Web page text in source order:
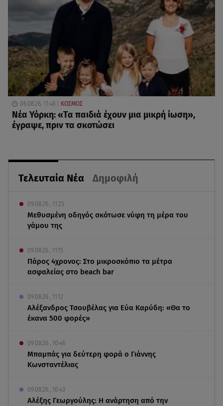
Τελευταία Νέα Δημοφιλή
09.08.26 , 11:23
Μεθυσμένη οδηγός σκότωσε νύφη τη μέρα του
γάμου της
09.08.26 , 11:15
Πάρος 4χρονος: Στο μικροσκόπιο τα μέτρα
ασφαλείας στο beach bar
09.08.26 , 11:12
Αλέξανδρος Τσουβέλας για Εύα Καρύδη: «Θα το
έκανα 500 φορές»
09.08.26 , 10:46
Μπαμπάς για δεύτερη φορά ο Γιάννης
Κωνσταντέλιας
09.08.26 , 10:43
Αλέξης Γεωργούλης: Η ανάρτηση από την
06.08.26, 11:48 ΚΟΣΜΟΣ
Νέα Υόρκη: «Τα παιδιά έχουν μια μικρή ίωση»,
έγραψε, πριν τα σκοτώσει